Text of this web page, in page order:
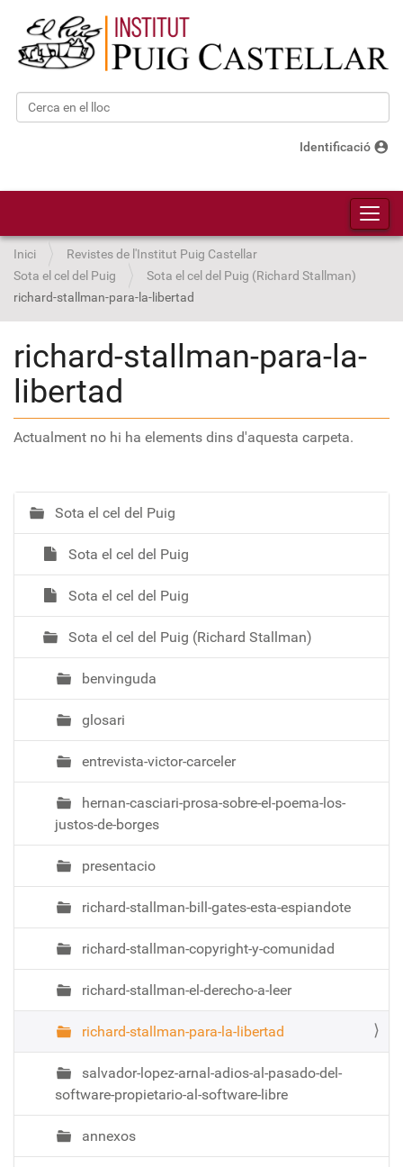
Cerca
Identificació account_circle
Inici
Revistes de l'Institut Puig Castellar
Sota el cel del Puig
Sota el cel del Puig (Richard Stallman)
richard-stallman-para-la-libertad
richard-stallman-para-la-
libertad
Actualment no hi ha elements dins d'aquesta carpeta.
N
a
e
a
Sota el cel del Puig
Sota el cel del Puig
Sota el cel del Puig
Sota el cel del Puig (Richard Stallman)
benvinguda
glosari
entrevista-victor-carceler
hernan-casciari-prosa-sobre-el-poema-los-
justos-de-borges
presentacio
richard-stallman-bill-gates-esta-espiandote
richard-stallman-copyright-y-comunidad
richard-stallman-el-derecho-a-leer
richard-stallman-para-la-libertad
salvador-lopez-arnal-adios-al-pasado-del-
software-propietario-al-software-libre
annexos